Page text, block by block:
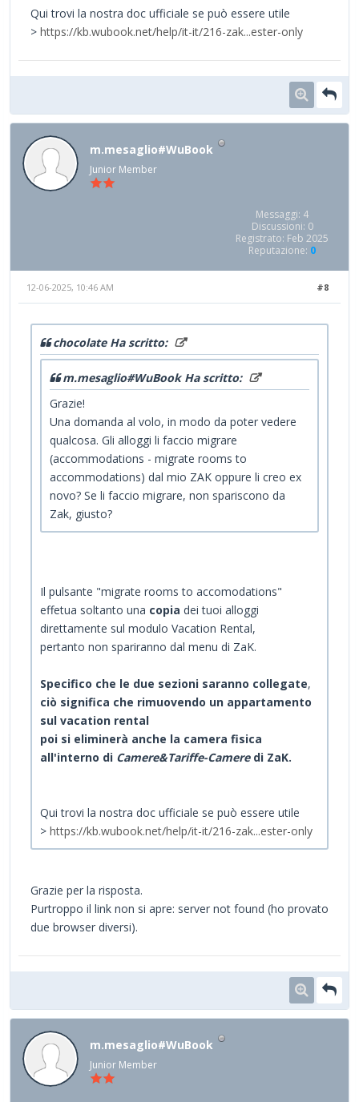
Qui trovi la nostra doc ufficiale se può essere utile
> https://kb.wubook.net/help/it-it/216-zak...ester-only
m.mesaglio#WuBook
Junior Member
Messaggi: 4
Discussioni: 0
Registrato: Feb 2025
Reputazione: 0
#8
12-06-2025, 10:46 AM
chocolate Ha scritto:
m.mesaglio#WuBook Ha scritto:
Grazie!
Una domanda al volo, in modo da poter vedere
qualcosa. Gli alloggi li faccio migrare
(accommodations - migrate rooms to
accommodations) dal mio ZAK oppure li creo ex
novo? Se li faccio migrare, non spariscono da
Zak, giusto?
Il pulsante "migrate rooms to accomodations"
effetua soltanto una copia dei tuoi alloggi
direttamente sul modulo Vacation Rental,
pertanto non spariranno dal menu di ZaK.
Specifico che le due sezioni saranno collegate,
ciò significa che rimuovendo un appartamento
sul vacation rental
poi si eliminerà anche la camera fisica
all'interno di Camere&Tariffe-Camere di ZaK.
Qui trovi la nostra doc ufficiale se può essere utile
> https://kb.wubook.net/help/it-it/216-zak...ester-only
Grazie per la risposta.
Purtroppo il link non si apre: server not found (ho provato
due browser diversi).
m.mesaglio#WuBook
Junior Member